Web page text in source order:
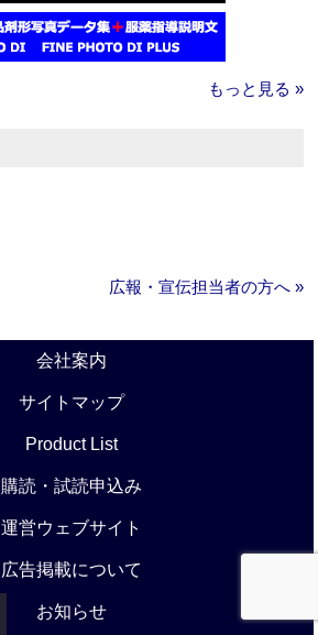
もっと見る »
広報・宣伝担当者の方へ »
会社案内
サイトマップ
Product List
購読・試読申込み
運営ウェブサイト
広告掲載について
お知らせ